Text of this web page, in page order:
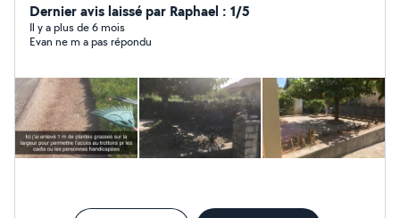
debrousaillage forestier ou fauchage), tonte de
pelouse... et créations de jardins. Je peux également
conduire une mini pelle pour aménagement paysager,
Dernier avis laissé par Raphael : 1/5
Il y a plus de 6 mois
Evan ne m a pas répondu